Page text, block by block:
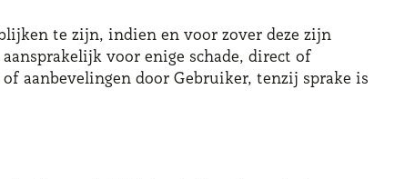
te zijn, indien en voor zover deze zijn
voor enige schade, direct of
aanbevelingen door Gebruiker, tenzij sprake is